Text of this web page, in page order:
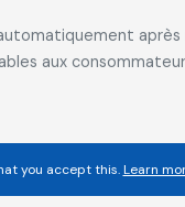
aux
you accept this.Learn